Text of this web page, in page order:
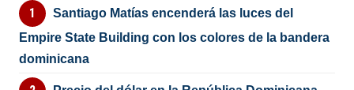
Santiago Matías encenderá las luces del
Empire State Building con los colores de la bandera
dominicana